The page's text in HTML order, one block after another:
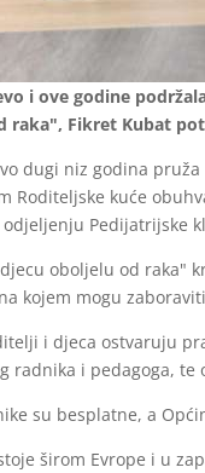
i ove godine
raka", Fikret Kubat
dugi niz godina
Roditeljske kuće
Pedijatrijske
oboljelu od raka"
kojem mogu
i djeca ostvaruju
radnika i pedagoga,
su besplatne, a
širom Evrope i u